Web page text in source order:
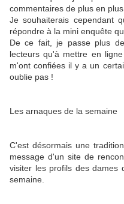
commentaires de plus en
Je souhaiterais cependant
répondre à la mini enquête
De ce fait, je passe plus
lecteurs qu'à mettre en
m'ont confiées il y a un
oublie pas !
Les arnaques de la semaine
C'est désormais une
message d'un site de
visiter les profils des dames
semaine.